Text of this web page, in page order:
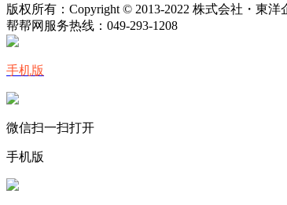
版权所有：Copyright © 2013-2022 株式会社・東洋
帮帮网服务热线： 049-293-1208
手机版
微信扫一扫打开
手机版